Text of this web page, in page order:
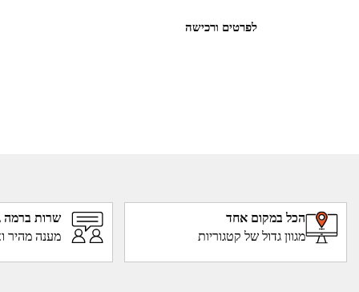
לפרטים ורכישה
הכל במקום אחד
מגוון גדול של קטגוריות
שרות ברמה
מענה מהיר